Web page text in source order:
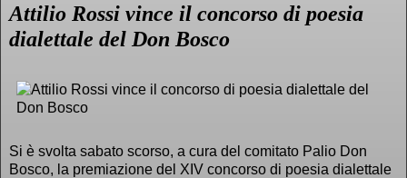
Attilio Rossi vince il concorso di poesia
dialettale del Don Bosco
Si è svolta sabato scorso, a cura del comitato Palio Don
Bosco, la premiazione del XIV concorso di poesia dialettale